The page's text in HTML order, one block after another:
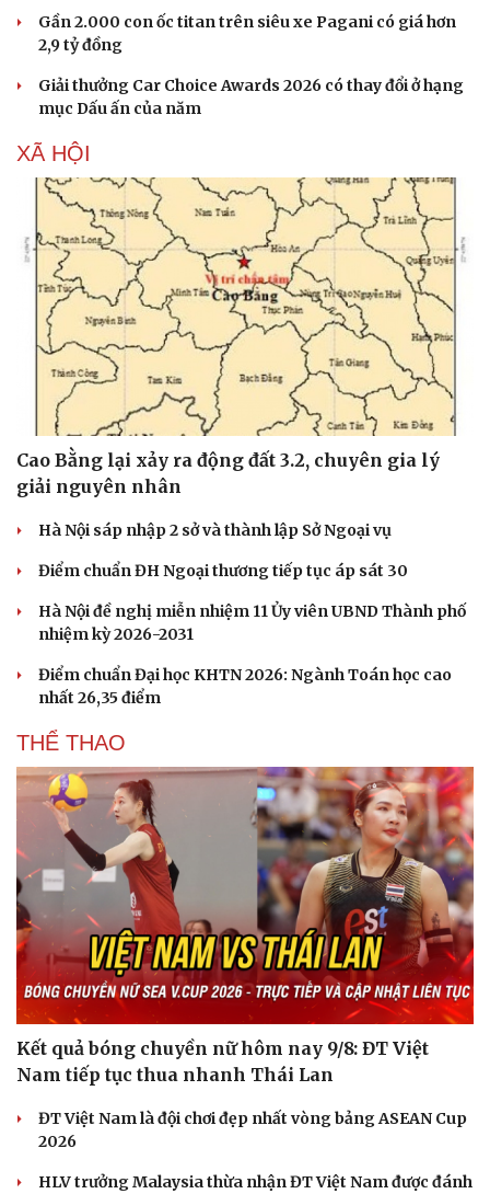
Du lịch
Tư vấn
Săn Tour
check-in
Podcast
Câu chuyện thời sự
Đọc truyện đêm khuya
Cửa sổ tình yêu
Kể chuyện cho bé
Hạt giống tâm hồn
Gần 2.000 con ốc titan trên siêu xe Pagani có giá hơn
2,9 tỷ đồng
Giải thưởng Car Choice Awards 2026 có thay đổi ở hạng
mục Dấu ấn của năm
XÃ HỘI
Cao Bằng lại xảy ra động đất 3.2, chuyên gia lý
giải nguyên nhân
Hà Nội sáp nhập 2 sở và thành lập Sở Ngoại vụ
Điểm chuẩn ĐH Ngoại thương tiếp tục áp sát 30
Hà Nội đề nghị miễn nhiệm 11 Ủy viên UBND Thành phố
nhiệm kỳ 2026-2031
Điểm chuẩn Đại học KHTN 2026: Ngành Toán học cao
nhất 26,35 điểm
THỂ THAO
Kết quả bóng chuyền nữ hôm nay 9/8: ĐT Việt
Nam tiếp tục thua nhanh Thái Lan
ĐT Việt Nam là đội chơi đẹp nhất vòng bảng ASEAN Cup
2026
HLV trưởng Malaysia thừa nhận ĐT Việt Nam được đánh